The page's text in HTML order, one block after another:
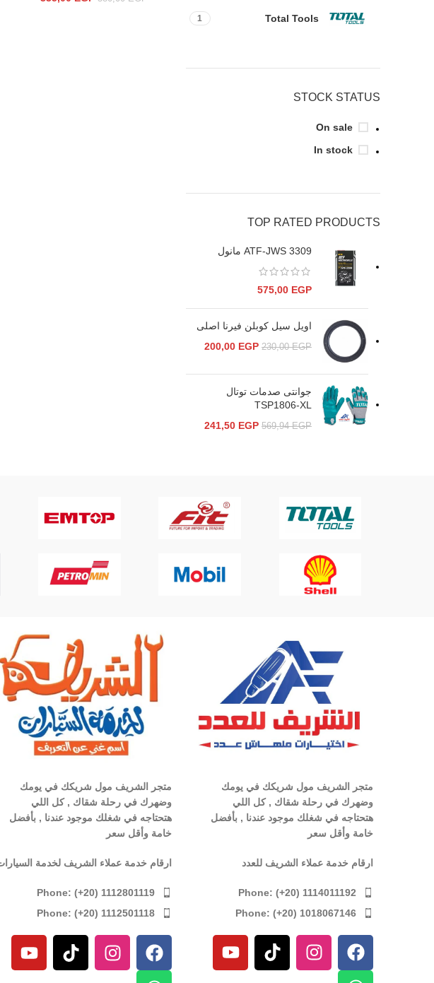
Total Tools
1
STOCK STATUS
On sale
In stock
TOP RATED PRODUCTS
ATF-JWS 3309 مانول
575,00 EGP
اويل سيل كوبلن فيرنا اصلى
230,00EGP
200,00 EGP
جوانتى صدمات توتال
TSP1806-XL
569,94EGP
241,50 EGP
متجر الشريف مول شريكك في يومك
وضهرك في رحلة شقاك , كل اللي
هتحتاجه في شغلك موجود عندنا , بأفضل
خامة وأقل سعر
ارقام خدمة عملاء الشريف للعدد
Phone: (+20) 1114011192
Phone: (+20) 1018067146
متجر الشريف مول شريكك في يومك
وضهرك في رحلة شقاك , كل اللي
هتحتاجه في شغلك موجود عندنا , بأفضل
خامة وأقل سعر
ارقام خدمة عملاء الشريف لخدمة
Phone: (+20) 1112801119
Phone: (+20) 1112501118